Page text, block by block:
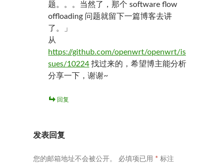
题。。。当然了，那个 software flow
offloading 问题就留下一篇博客去讲
了。」
从
https://github.com/openwrt/openwrt/is
sues/10224 找过来的，希望博主能分析
分享一下，谢谢~
回复
发表回复
您的邮箱地址不会被公开。 必填项已用 * 标注